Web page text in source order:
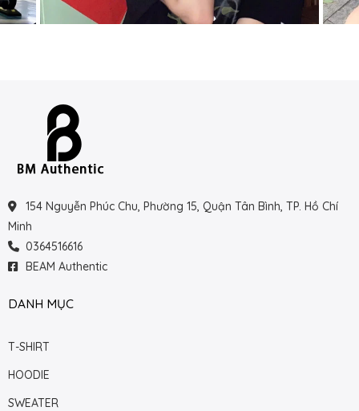
154 Nguyễn Phúc Chu, Phường 15, Quận Tân Bình, TP. Hồ Chí
Minh
0364516616
BEAM Authentic
DANH MỤC
T-SHIRT
HOODIE
SWEATER